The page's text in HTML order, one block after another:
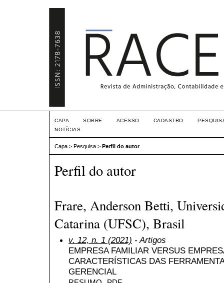
CAPA SOBRE ACESSO CADASTRO
NOTÍCIAS
Capa > Pesquisa > Perfil do autor
Perfil do autor
Frare, Anderson Betti,
Catarina (UFSC), Brasil
v. 12, n. 1 (2021) - Artigos
EMPRESA FAMILIAR VERSUS
CARACTERÍSTICAS DAS
GERENCIAL